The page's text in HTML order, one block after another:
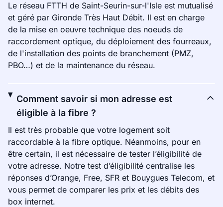
Le réseau FTTH de Saint-Seurin-sur-l'Isle est mutualisé
et géré par Gironde Très Haut Débit. Il est en charge
de la mise en oeuvre technique des noeuds de
raccordement optique, du déploiement des fourreaux,
de l'installation des points de branchement (PMZ,
PBO…) et de la maintenance du réseau.
Comment savoir si mon adresse est
éligible à la fibre ?
Il est très probable que votre logement soit
raccordable à la fibre optique. Néanmoins, pour en
être certain, il est nécessaire de tester l’éligibilité de
votre adresse. Notre test d’éligibilité centralise les
réponses d’Orange, Free, SFR et Bouygues Telecom, et
vous permet de comparer les prix et les débits des
box internet.